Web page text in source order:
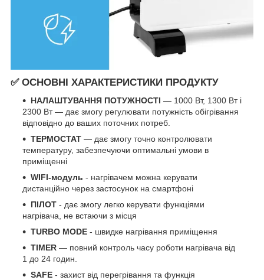
✅ ОСНОВНІ ХАРАКТЕРИСТИКИ ПРОДУКТУ
НАЛАШТУВАННЯ ПОТУЖНОСТІ — 1000 Вт, 1300 Вт і
2300 Вт — дає змогу регулювати потужність обігрівання
відповідно до ваших поточних потреб.
ТЕРМОСТАТ — дає змогу точно контролювати
температуру, забезпечуючи оптимальні умови в
приміщенні
WIFI-модуль - нагрівачем можна керувати
дистанційно через застосунок на смартфоні
ПІЛОТ - дає змогу легко керувати функціями
нагрівача, не встаючи з місця
TURBO MODE - швидке нагрівання приміщення
TIMER — повний контроль часу роботи нагрівача від
1 до 24 годин.
SAFE - захист від перегрівання та функція